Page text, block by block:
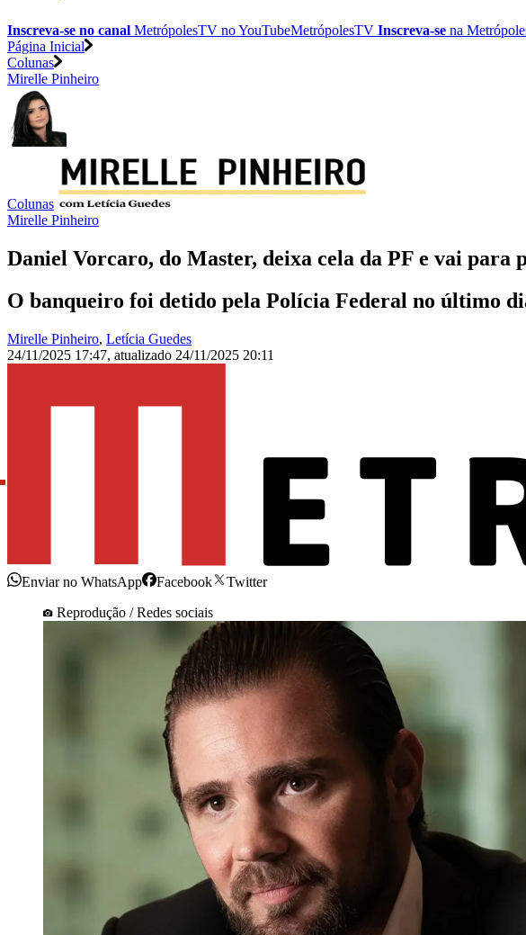
Inscreva-se no canal MetrópolesTV noYouTubeMetrópolesTV Inscreva-se na
Página Inicial
Colunas
Mirelle Pinheiro
Colunas
Mirelle Pinheiro
Daniel Vorcaro, do Master, deixa cela da PF e vai para
O banqueiro foi detido pela Polícia Federal no último
Mirelle Pinheiro, Letícia Guedes
24/11/2025 17:47, atualizado 24/11/2025 20:11
Enviar no WhatsApp Facebook
Twitter
Reprodução / Redes sociais